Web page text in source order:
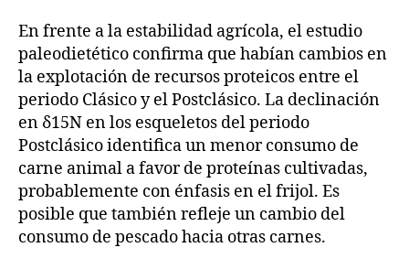
En frente a la estabilidad agrícola, el estudio
paleodietético confirma que habían cambios en
la explotación de recursos proteicos entre el
periodo Clásico y el Postclásico. La declinación
en δ15N en los esqueletos del periodo
Postclásico identifica un menor consumo de
carne animal a favor de proteínas cultivadas,
probablemente con énfasis en el frijol. Es
posible que también refleje un cambio del
consumo de pescado hacia otras carnes.